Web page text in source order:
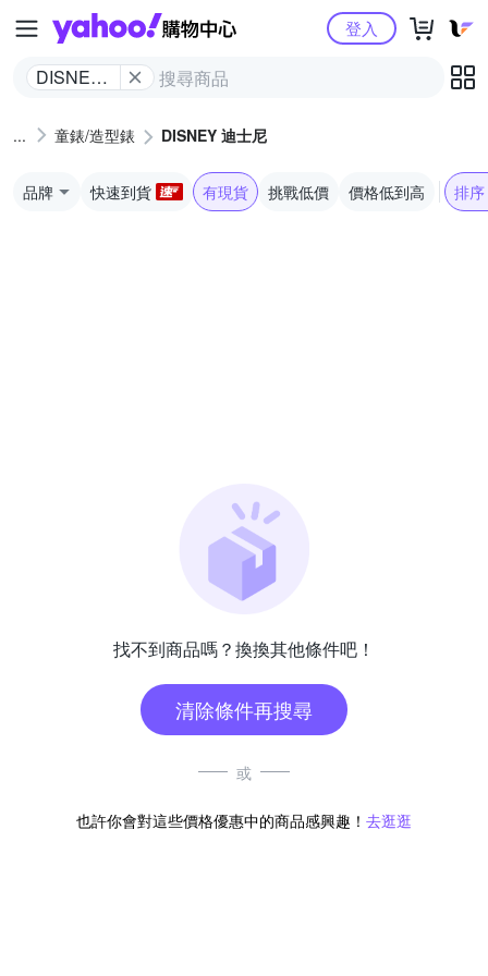
Yahoo購物中心
DISNEY
登入
童錶/造型錶 DISNEY 迪士尼
品牌 快速到貨 有現貨 挑戰低價 價格低到高 排序
找不到商品嗎？換換其他條件吧！
清除條件再搜尋
或
也許你會對這些價格優惠中的商品感興趣！ 去逛逛